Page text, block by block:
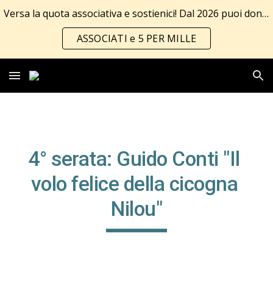
Skip to main content Skip to navigation
Versa la quota associativa e sostienici! Dal 2026 puoi donare anche il 5 per mille!!! Tutte le info al link
ASSOCIATI e 5 PER MILLE
4° serata: Guido Conti "Il
volo felice della cicogna
Nilou"